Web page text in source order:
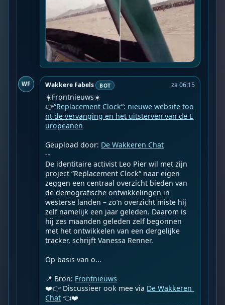
WF Wakkere Fabels BOT za 06:15
☀️Frontnieuws☀️
👉“Replacement Clock“: nieuwe website too
nt de vervanging en het uitsterven van de E
uropeanen
Geupload door: De Wakkeren Chat
--
De identitaire activist Leo Pier wil met zijn
project “Replacement Clock“ naar eigen
zeggen een centraal overzicht bieden van
de demografische ontwikkelingen in
westerse landen – zo’n overzicht miste hij
zelf namelijk een jaar geleden. Daarom is
hij zes maanden geleden zelf begonnen
met het ontwikkelen van een dergelijke
tracker, schrijft Vanessa Renner.
Op basis van o...
📍 Bron: Frontnieuws
❤️👉 Discussieer ook mee via De Wakkeren
Chat 👈❤️